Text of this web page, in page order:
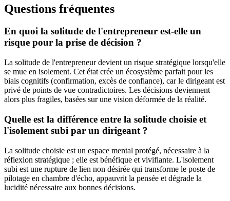
Questions fréquentes
En quoi la solitude de l'entrepreneur est-elle un
risque pour la prise de décision ?
La solitude de l'entrepreneur devient un risque stratégique lorsqu'elle
se mue en isolement. Cet état crée un écosystème parfait pour les
biais cognitifs (confirmation, excès de confiance), car le dirigeant est
privé de points de vue contradictoires. Les décisions deviennent
alors plus fragiles, basées sur une vision déformée de la réalité.
Quelle est la différence entre la solitude choisie et
l'isolement subi par un dirigeant ?
La solitude choisie est un espace mental protégé, nécessaire à la
réflexion stratégique ; elle est bénéfique et vivifiante. L'isolement
subi est une rupture de lien non désirée qui transforme le poste de
pilotage en chambre d'écho, appauvrit la pensée et dégrade la
lucidité nécessaire aux bonnes décisions.